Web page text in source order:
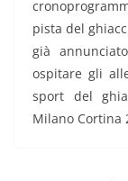
pista del
già
ospitare gli
sport del
Milano Cortina